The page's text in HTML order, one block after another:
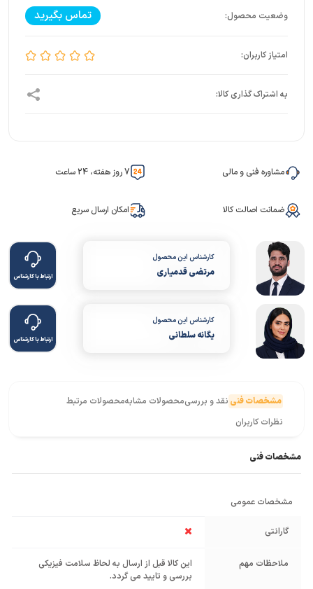
تماس بگیرید
مشاوره فنی و مالی 7 روز هفته، 24 ساعت
ضمانت اصالت کالا امکان ارسال سریع
کارشناس این محصول
مرتضی قدمیاری ارتباط با کارشناس
کارشناس این محصول
یگانه سلطانی ارتباط با کارشناس
مشخصات فنی نقد و بررسیمحصولات مشابهمحصولات مرتبط
نظرات کاربران
مشخصات فنی
مشخصات عمومی
گارانتی
ملاحظات مهم
این کالا قبل از ارسال به لحاظ سلامت فیزیکی
بررسی و تایید می گردد.